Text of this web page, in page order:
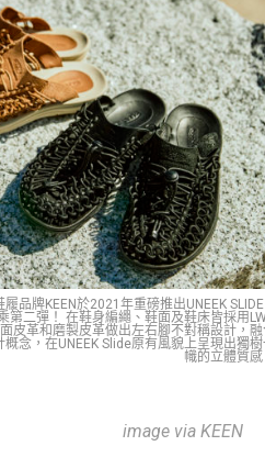
品牌KEEN於2021年重磅推出UNEEK
第二彈！ 在鞋身編繩、鞋面及鞋床皆採用
皮革和磨製皮革做出左右腳不對稱設計，
概念，在UNEEK Slide原有風貌上呈現出獨
幟的立體質
image via KEEN